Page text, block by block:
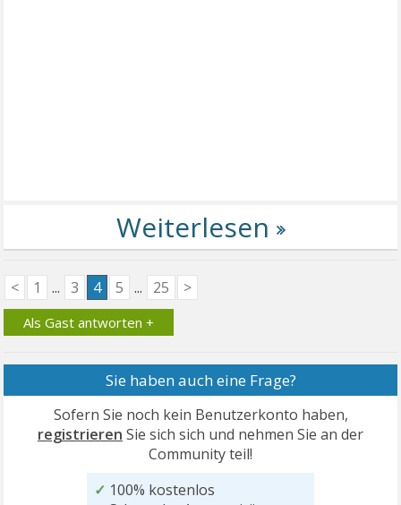
< 1 ... 3 4 5 ... 25 >
Als Gast antworten +
Sie haben auch eine Frage?
Sofern Sie noch kein Benutzerkonto haben,
registrieren Sie sich sich und nehmen Sie an der
Community teil!
✓ 100% kostenlos